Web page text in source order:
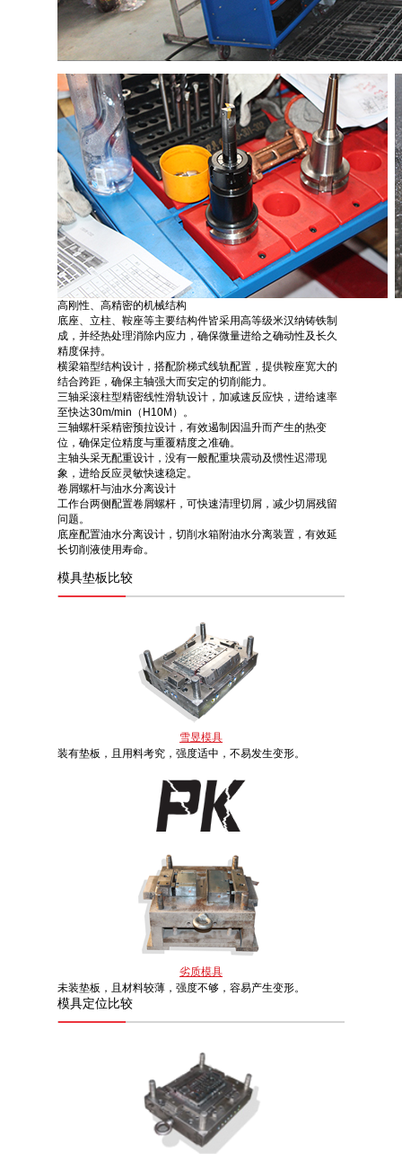
高刚性、高精密的机械结构
底座、立柱、鞍座等主要结构件皆采用高等级米汉纳铸铁制
成，并经热处理消除内应力，确保微量进给之确动性及长久
精度保持。
横梁箱型结构设计，搭配阶梯式线轨配置，提供鞍座宽大的
结合跨距，确保主轴强大而安定的切削能力。
三轴采滚柱型精密线性滑轨设计，加减速反应快，进给速率
至快达30m/min（H10M）。
三轴螺杆采精密预拉设计，有效遏制因温升而产生的热变
位，确保定位精度与重覆精度之准确。
主轴头采无配重设计，没有一般配重块震动及惯性迟滞现
象，进给反应灵敏快速稳定。
卷屑螺杆与油水分离设计
工作台两侧配置卷屑螺杆，可快速清理切屑，减少切屑残留
问题。
底座配置油水分离设计，切削水箱附油水分离装置，有效延
长切削液使用寿命。
模具垫板比较
雪昱模具
装有垫板，且用料考究，强度适中，不易发生变形。
劣质模具
未装垫板，且材料较薄，强度不够，容易产生变形。
模具定位比较